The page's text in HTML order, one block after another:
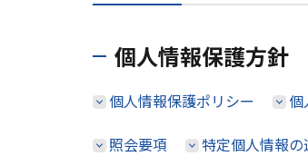
個人情報保護方針
個人情報保護ポリシー
照会要項
特定個人情報